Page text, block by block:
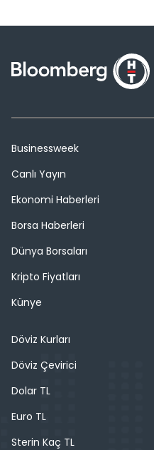
Businessweek
Canlı Yayın
Ekonomi Haberleri
Borsa Haberleri
Dünya Borsaları
Kripto Fiyatları
Künye
Döviz Kurları
Döviz Çevirici
Dolar TL
Euro TL
Sterin Kaç TL